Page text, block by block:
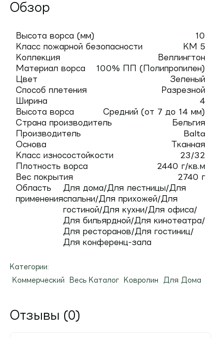
Обзор
Высота ворса (мм)
10
Класс пожарной безопасности
КМ 5
Коллекция
Веллингтон
Материал ворса
100% ПП (Полипропилен)
Цвет
Зеленый
Способ плетения
Разрезной
Ширина
4
Высота ворса
Средний (от 7 до 14 мм)
Страна производитель
Бельгия
Производитель
Balta
Основа
Тканная
Класс износостойкости
23/32
Плотность ворса
2440 г/кв.м
Вес покрытия
2740 г
Область
применения
Для дома/Для лестницы/Для
спальни/Для прихожей/Для
гостиной/Для кухни/Для офиса/
Для бильярдной/Для кинотеатра/
Для ресторанов/Для гостиниц/
Для конференц-зала
Категории:
Коммерческий
Весь Каталог Ковролин Для Дома
Отзывы (0)